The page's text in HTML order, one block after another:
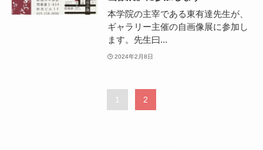
本学院の主宰である東有達先生が、
ギャラリー主催の自画像展に参加し
ます。先生曰...
2024年2月8日
1 2